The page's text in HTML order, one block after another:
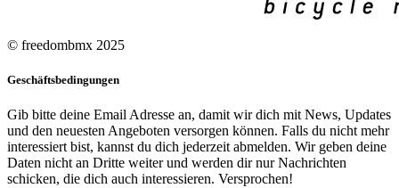
© freedombmx 2025
Geschäftsbedingungen
Gib bitte deine Email Adresse an, damit wir dich mit News, Updates
und den neuesten Angeboten versorgen können. Falls du nicht mehr
interessiert bist, kannst du dich jederzeit abmelden. Wir geben deine
Daten nicht an Dritte weiter und werden dir nur Nachrichten
schicken, die dich auch interessieren. Versprochen!